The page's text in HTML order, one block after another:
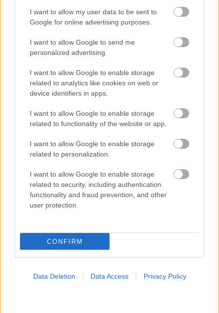
I want to allow my user data to be sent to
Google for online advertising purposes.
I want to allow Google to send me
personalized advertising.
I want to allow Google to enable storage
related to analytics like cookies on web or
device identifiers in apps.
I want to allow Google to enable storage
related to functionality of the website or app.
I want to allow Google to enable storage
related to personalization.
I want to allow Google to enable storage
related to security, including authentication
functionality and fraud prevention, and other
user protection.
CONFIRM
Data Deletion Data Access Privacy Policy